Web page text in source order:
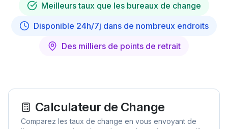
Meilleurs taux que les bureaux de change
Disponible 24h/7j dans de nombreux endroits
Des milliers de points de retrait
Calculateur de Change
Comparez les taux de change en vous envoyant de